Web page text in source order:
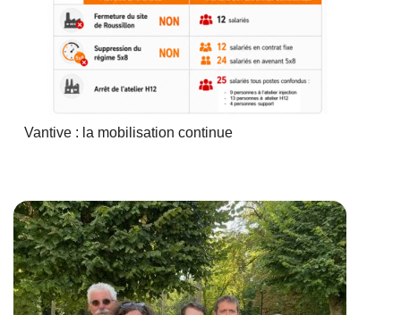
Vantive : la mobilisation continue